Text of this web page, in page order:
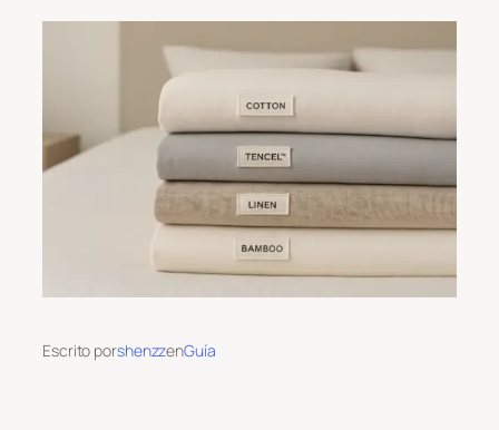
Escrito porshenzzenGuía